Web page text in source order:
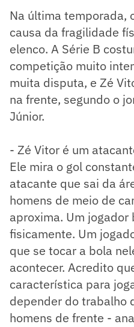
Na última temporada,
causa da fragilidade
elenco. A Série B
competição muito
muita disputa, e Zé
na frente, segundo o
Júnior.
- Zé Vitor é um
Ele mira o gol
atacante que sai da
homens de meio de
aproxima. Um jogador
fisicamente. Um
que se tocar a bola
acontecer. Acredito
característica para
depender do trabalho
homens de frente -